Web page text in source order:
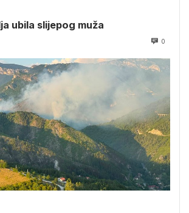
ubila slijepog muža
0